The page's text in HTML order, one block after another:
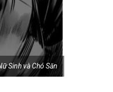
Sinh và Chó Săn